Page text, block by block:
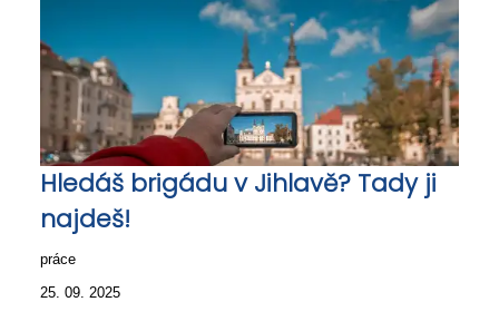
Hledáš brigádu v Jihlavě? Tady ji
najdeš!
práce
25. 09. 2025